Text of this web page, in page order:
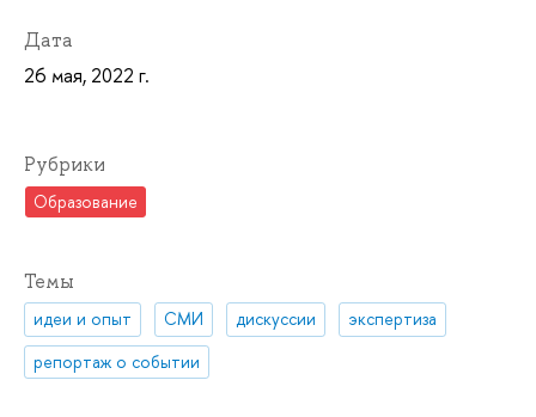
Дата
26 мая, 2022 г.
Рубрики
Образование
Темы
идеи и опыт СМИ дискуссии
экспертиза
репортаж о событии